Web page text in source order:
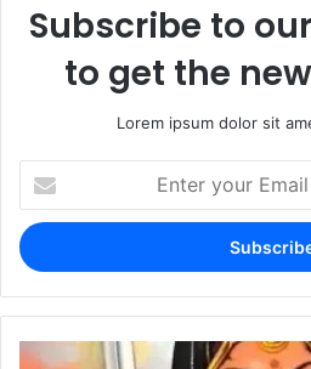
Subscribe to
to get the
Lorem ipsum dolor sit